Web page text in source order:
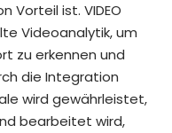
Vorteil ist. VIDEO
Videoanalytik, um
zu erkennen und
die Integration
wird gewährleistet,
bearbeitet wird,